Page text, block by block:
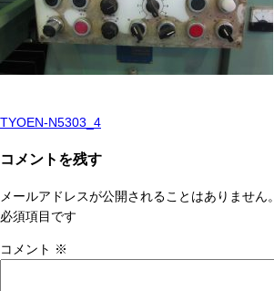
投
稿
ナ
ビ
ゲ
TYOEN-N5303_4
コメントを残す
メールアドレスが公開されることはありません。
必須項目です
コメント ※